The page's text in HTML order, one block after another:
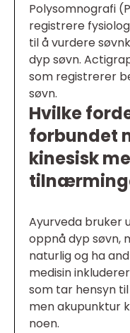
Polysomnografi
registrere
til å vurdere
dyp søvn.
som registrerer
søvn.
Hvilke
forbundet
kinesisk
Ayurveda bruker
oppnå dyp søvn,
naturlig og ha
medisin
som tar hensyn
men akupunktur
noen.